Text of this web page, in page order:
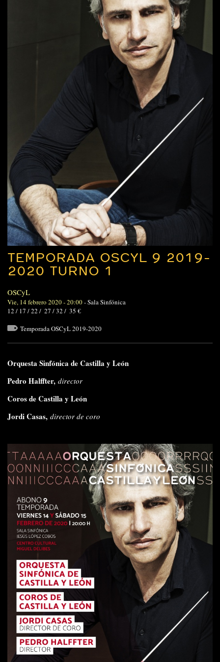
TEMPORADA OSCYL 9 2019-
2020 TURNO 1
OSCyL
Vie, 14 febrero 2020 - 20:00-Sala Sinfónica
12 / 17 / 22 / 27 / 32 / 35 €
Temporada OSCyL 2019-2020
Orquesta Sinfónica de Castilla y León
Pedro Halffter, director
Coros de Castilla y León
Jordi Casas, director de coro